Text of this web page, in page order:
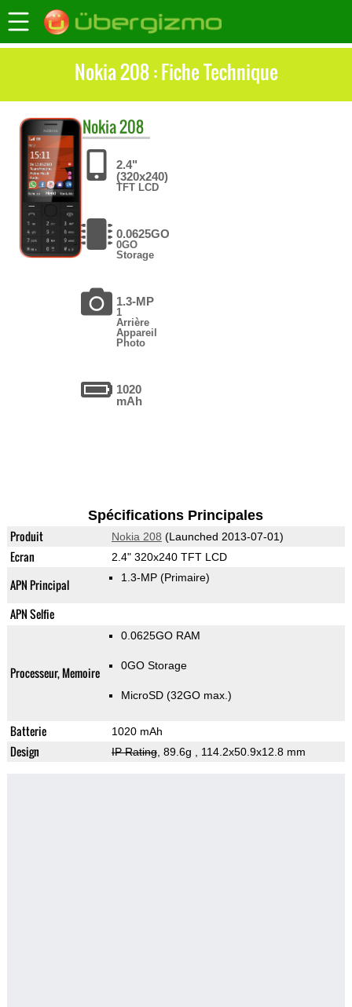
Nokia 208 : Fiche Technique
Nokia208
2.4"
(320x240)
TFT LCD
0.0625GO
0GO
Storage
1.3-MP
1
Arrière
Appareil
Photo
1020
mAh
Spécifications Principales
Produit Nokia 208 (Launched 2013-07-01)
Ecran 2.4" 320x240 TFT LCD
APN Principal 1.3-MP (Primaire)
APN Selfie
Processeur, Memoire
0.0625GO RAM
0GO Storage
MicroSD (32GO max.)
Batterie 1020 mAh
Design IP Rating, 89.6g , 114.2x50.9x12.8 mm